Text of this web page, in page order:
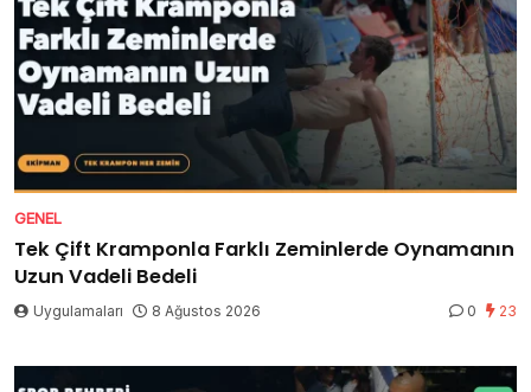
GENEL
Tek Çift Kramponla Farklı Zeminlerde Oynamanın
Uzun Vadeli Bedeli
Uygulamaları 8 Ağustos 2026 0 23